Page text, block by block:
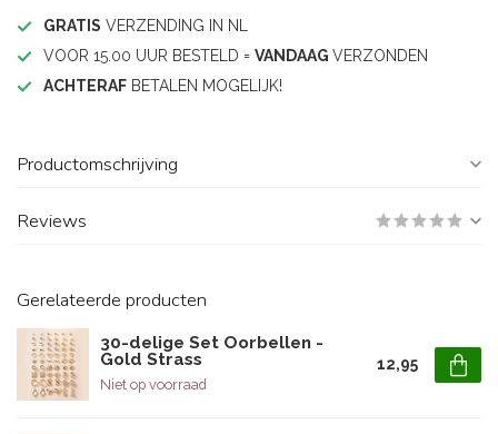
GRATIS VERZENDING IN NL
VOOR 15.00 UUR BESTELD = VANDAAG VERZONDEN
ACHTERAF BETALEN MOGELIJK!
Productomschrijving
Reviews
Gerelateerde producten
30-delige Set Oorbellen -
Gold Strass
Niet op voorraad
12,95